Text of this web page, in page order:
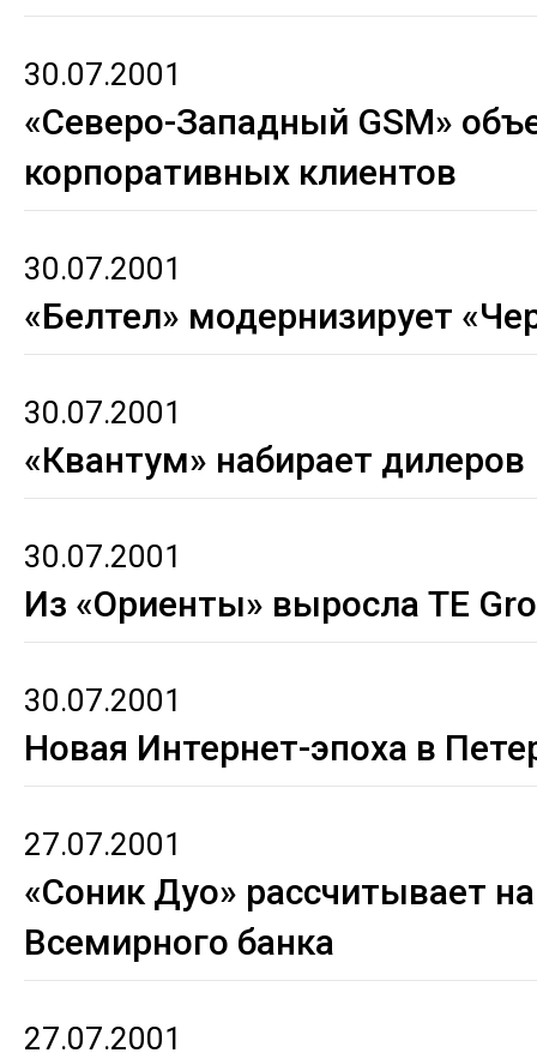
30.07.2001
«Северо-Западный GSM»
корпоративных клиентов
30.07.2001
«Белтел» модернизирует
30.07.2001
«Квантум» набирает дилеров
30.07.2001
Из «Ориенты» выросла TE
30.07.2001
Новая Интернет-эпоха в
27.07.2001
«Соник Дуо» рассчитывает
Всемирного банка
27.07.2001